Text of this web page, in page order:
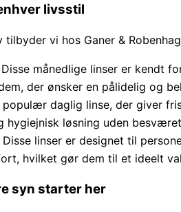
livsstil
tilbyder vi hos Ganer &
Disse månedlige linser er kendt
der ønsker en pålidelig og
populær daglig linse, der giver
hygiejnisk løsning uden
Disse linser er designet til
hvilket gør dem til et ideelt
syn starter her